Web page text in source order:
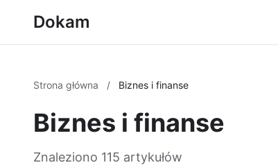
Dokam
Strona główna / Biznes i finanse
Biznes i finanse
Znaleziono 115 artykułów